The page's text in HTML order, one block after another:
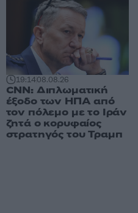
19:1408.08.26
CNN: Διπλωματική
έξοδο των ΗΠΑ από
τον πόλεμο με το Ιράν
ζητά ο κορυφαίος
στρατηγός του Τραμπ